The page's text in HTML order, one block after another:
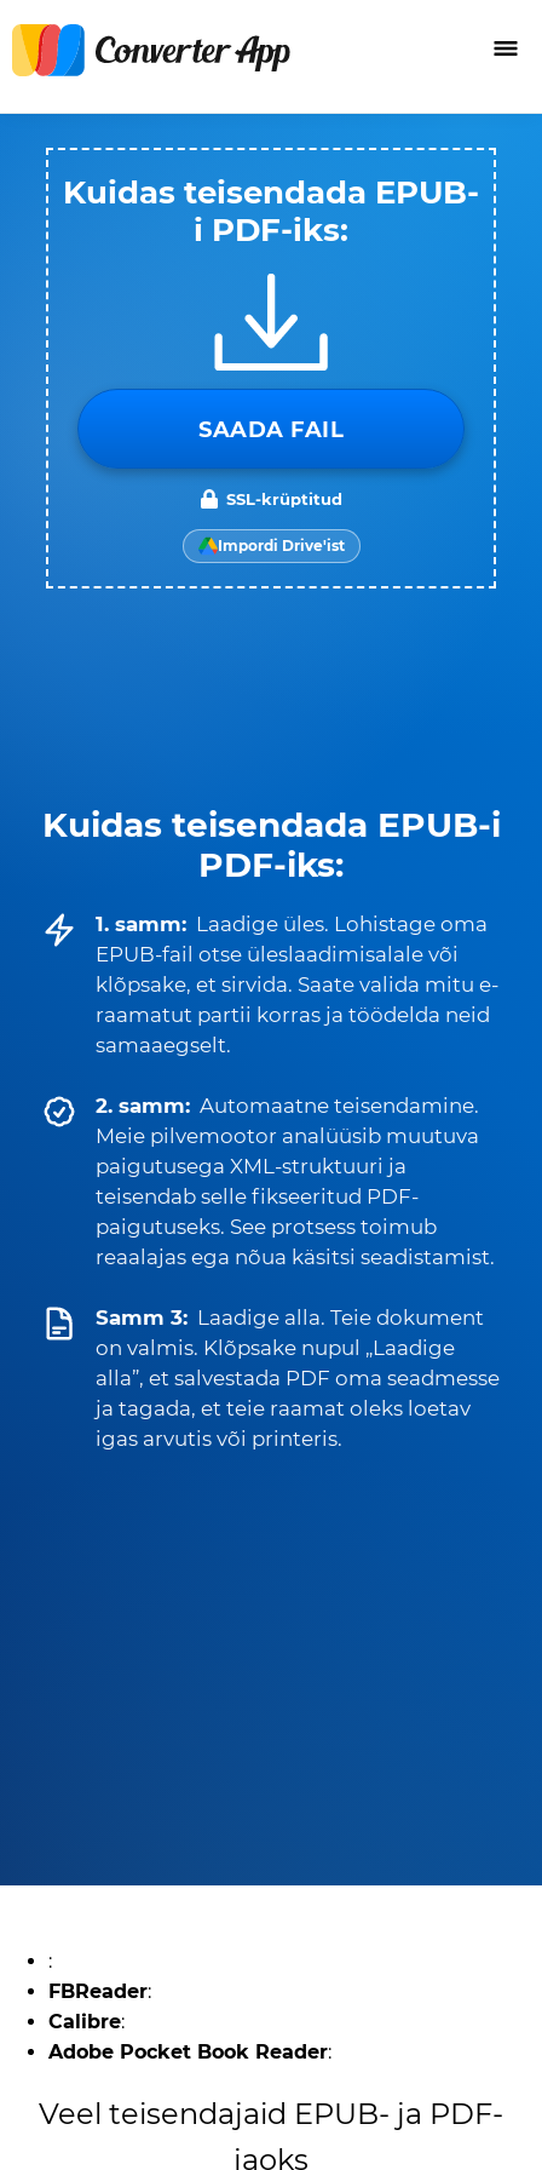
Kuidas teisendada EPUB-i
PDF-iks:
1. samm: Laadige üles. Lohistage oma
EPUB-fail otse üleslaadimisalale või
klõpsake, et sirvida. Saate valida mitu e-
raamatut partii korras ja töödelda neid
samaaegselt.
2. samm: Automaatne teisendamine.
Meie pilvemootor analüüsib muutuva
paigutusega XML-struktuuri ja
teisendab selle fikseeritud PDF-
paigutuseks. See protsess toimub
reaalajas ega nõua käsitsi seadistamist.
Samm 3: Laadige alla. Teie dokument
on valmis. Klõpsake nupul „Laadige
alla”, et salvestada PDF oma seadmesse
ja tagada, et teie raamat oleks loetav
igas arvutis või printeris.
Kuidas teisendada EPUB-
i PDF-iks:
SAADA FAIL
SSL-krüptitud
Impordi Drive'ist
:
FBReader:
Calibre:
Adobe Pocket Book Reader:
Veel teisendajaid EPUB- ja PDF-
jaoks